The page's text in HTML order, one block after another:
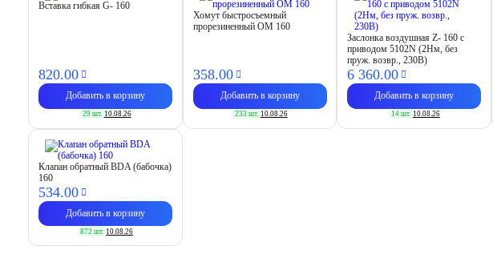
Вставка гибкая G- 160
820.00
Добавить в корзину
29 шт. 10.08.26
Хомут быстросъемный
прорезиненный OM 160
358.00
Добавить в корзину
233 шт. 10.08.26
Заслонка воздушная Z- 160 с
приводом 5102N (2Нм, без
пруж. возвр., 230В)
6 360.00
Добавить в корзину
14 шт. 10.08.26
Клапан обратный BDA (бабочка)
160
534.00
Добавить в корзину
872 шт. 10.08.26